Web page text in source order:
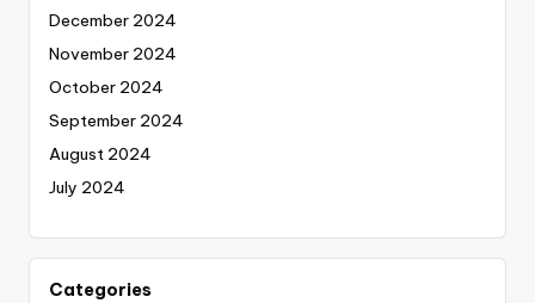
December 2024
November 2024
October 2024
September 2024
August 2024
July 2024
Categories